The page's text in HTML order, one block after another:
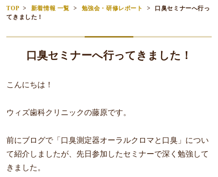
TOP 新着情報 一覧 勉強会・研修レポート
口臭セミナーへ行っ
てきました！
口臭セミナーへ行ってきました！
こんにちは！
ウィズ歯科クリニックの藤原です。
前にブログで「口臭測定器オーラルクロマと口臭」 につい
て紹介しましたが、 先日参加したセミナーで深く勉強して
きました。